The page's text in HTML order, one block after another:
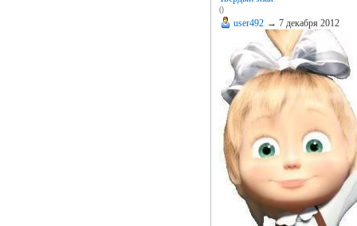
0
user492 → 7 декабря 2012